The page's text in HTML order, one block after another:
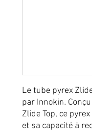
Le tube pyrex
par Innokin.
Zlide Top, ce
et sa capacité à